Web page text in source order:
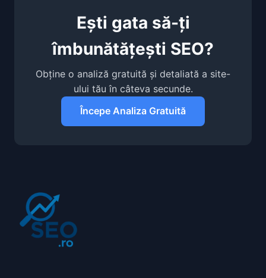
Ești gata să-ți
îmbunătățești SEO?
Obține o analiză gratuită și detaliată a site-
ului tău în câteva secunde.
Începe Analiza Gratuită